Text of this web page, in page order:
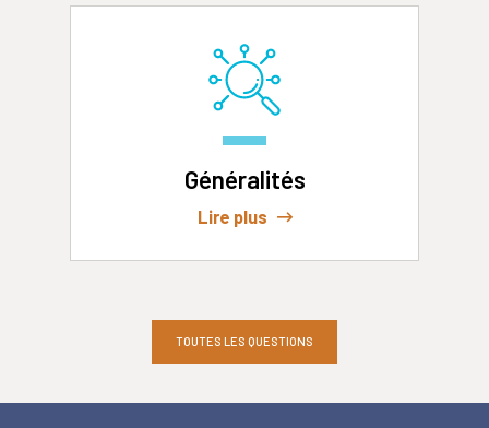
Généralités
Lire plus
TOUTES LES QUESTIONS